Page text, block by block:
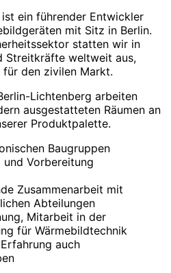
ein führender Entwickler
mit Sitz in Berlin.
statten wir in
Streitkräfte weltweit aus,
den zivilen Markt.
Lichtenberg arbeiten
ausgestatteten Räumen an
Produktpalette.
Baugruppen
Vorbereitung
Zusammenarbeit mit
Abteilungen
Mitarbeit in der
für Wärmebildtechnik
auch